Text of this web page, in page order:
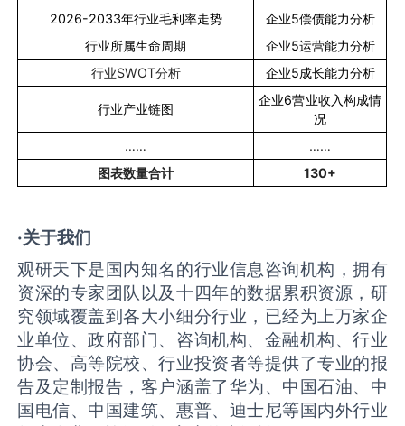
2026-2033年行业毛利率走势 企业5偿债能力分析
行业所属生命周期
企业5运营能力分析
行业SWOT分析 企业5成长能力分析
行业产业链图
企业6营业收入构成情
况
……
……
图表数量合计
130+
·关于我们
观研天下是国内知名的行业信息咨询机构，拥有
资深的专家团队以及十四年的数据累积资源，研
究领域覆盖到各大小细分行业，已经为上万家企
业单位、政府部门、咨询机构、金融机构、行业
协会、高等院校、行业投资者等提供了专业的报
告及定制报告 ，客户涵盖了华为、中国石油、中
国电信、中国建筑、惠普、迪士尼等国内外行业